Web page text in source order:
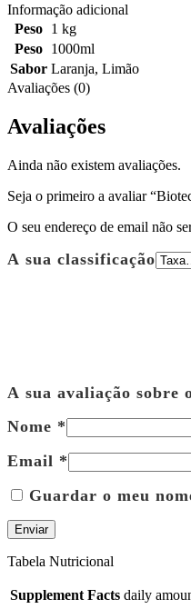
Informação adicional
Peso 1 kg
Peso 1000ml
Sabor Laranja, Limão
Avaliações (0)
Avaliações
Ainda não existem avaliações.
Seja o primeiro a avaliar
O seu endereço de email não
A sua classificação
A sua avaliação sobre
Nome *
Email *
Guardar o meu
Tabela Nutricional
Supplement Facts daily